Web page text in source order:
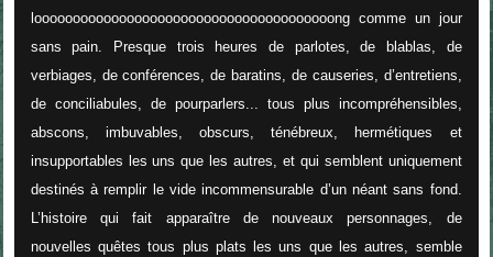
looooooooooooooooooooooooooooooooooooooong comme un jour
sans pain. Presque trois heures de parlotes, de blablas, de
verbiages, de conférences, de baratins, de causeries, d’entretiens,
de conciliabules, de pourparlers... tous plus incompréhensibles,
abscons, imbuvables, obscurs, ténébreux, hermétiques et
insupportables les uns que les autres, et qui semblent uniquement
destinés à remplir le vide incommensurable d’un néant sans fond.
L’histoire qui fait apparaître de nouveaux personnages, de
nouvelles quêtes tous plus plats les uns que les autres, semble